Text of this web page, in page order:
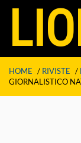
HOME / RIVISTE /
GIORNALISTICO